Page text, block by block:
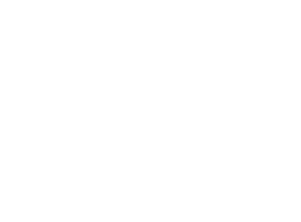
the website is used and to offer